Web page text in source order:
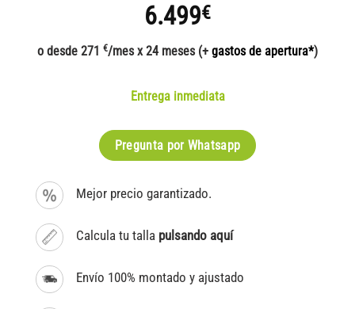
6.499€
o desde 271 €/mes x 24 meses (+ gastos de apertura*)
Entrega inmediata
Pregunta por Whatsapp
Mejor precio garantizado.
Calcula tu talla pulsando aquí
Envío 100% montado y ajustado